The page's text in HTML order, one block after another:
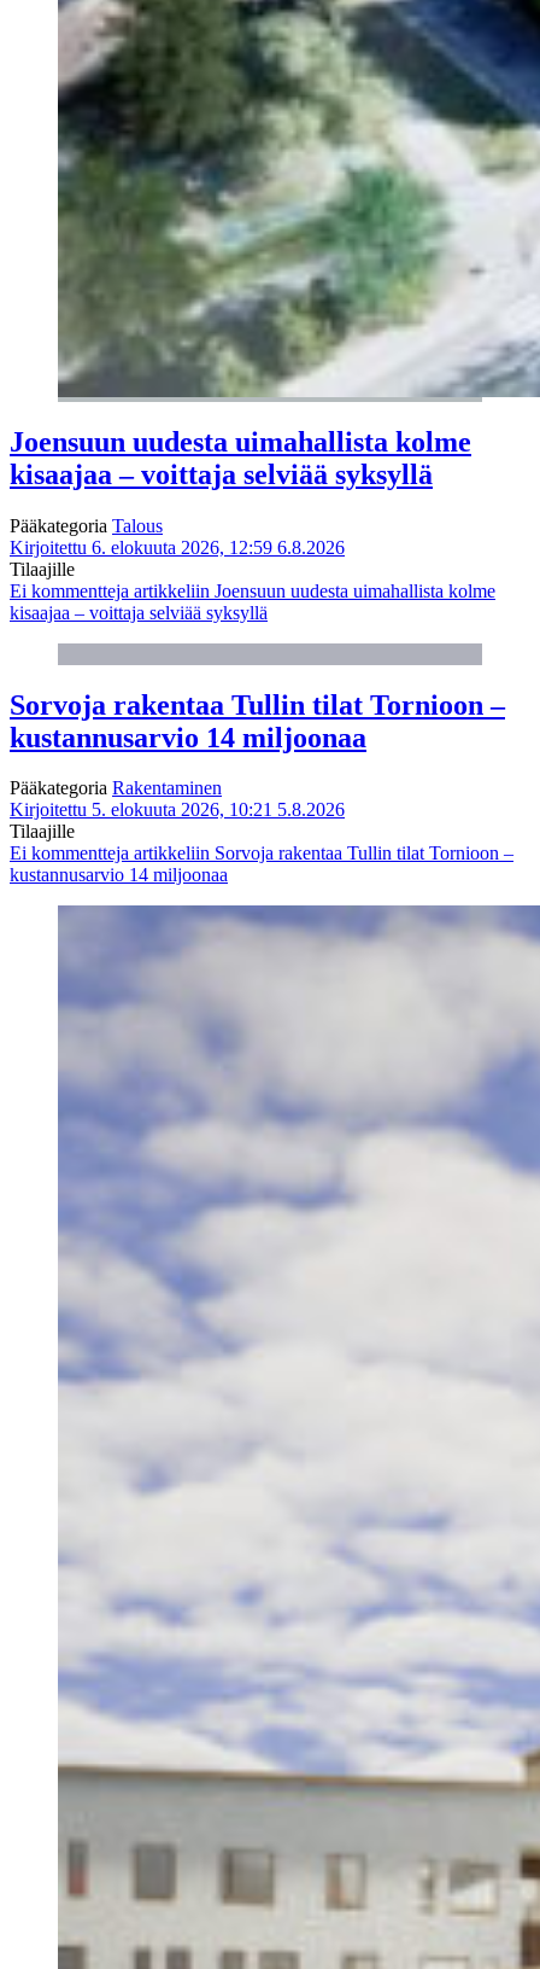
Joensuun uudesta uimahallista kolme
kisaajaa – voittaja selviää syksyllä
Pääkategoria Talous
Kirjoitettu 6. elokuuta 2026, 12:59 6.8.2026
Tilaajille
Ei kommentteja artikkeliin Joensuun uudesta uimahallista kolme
kisaajaa – voittaja selviää syksyllä
Sorvoja rakentaa Tullin tilat Tornioon –
kustannusarvio 14 miljoonaa
Pääkategoria Rakentaminen
Kirjoitettu 5. elokuuta 2026, 10:21 5.8.2026
Tilaajille
Ei kommentteja artikkeliin Sorvoja rakentaa Tullin tilat Tornioon –
kustannusarvio 14 miljoonaa